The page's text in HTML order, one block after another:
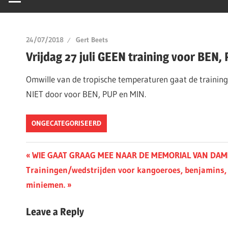
24/07/2018 Gert Beets
Vrijdag 27 juli GEEN training voor BEN,
Omwille van de tropische temperaturen gaat de training
NIET door voor BEN, PUP en MIN.
ONGECATEGORISEERD
Berichtnavigatie
Previous
Post:
WIE GAAT GRAAG MEE NAAR DE MEMORIAL VAN
Next
Post:
Trainingen/wedstrijden voor kangoeroes,
miniemen.
Leave a Reply